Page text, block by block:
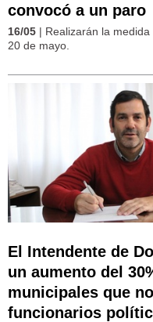
convocó a un paro
16/05 | Realizarán la
20 de mayo.
El Intendente de
un aumento del
municipales que
funcionarios